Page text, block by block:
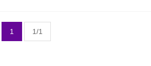
1 1/1